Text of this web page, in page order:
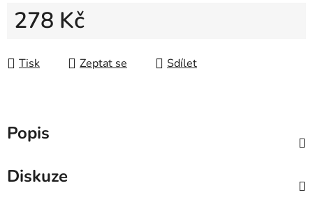
278 Kč
Tisk
Zeptat se Sdílet
Popis
Diskuze